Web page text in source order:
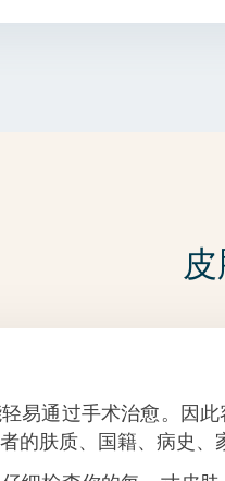
易通过手术治愈。因
的肤质、国籍、病史、